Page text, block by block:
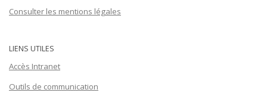
Consulter les mentions légales
LIENS UTILES
Accès Intranet
Outils de communication